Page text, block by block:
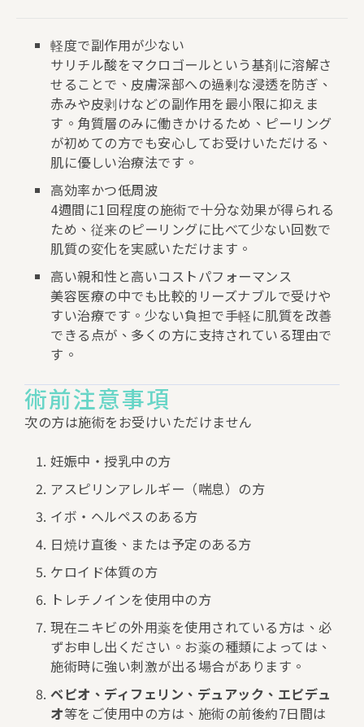
軽度で副作用が少ない
サリチル酸をマクロゴールという基剤に溶解さ
せることで、皮膚深部への過剰な浸透を防ぎ、
赤みや皮剥けなどの副作用を最小限に抑えま
す。角質層のみに働きかけるため、ピーリング
が初めての方でも安心してお受けいただける、
肌に優しい治療法です。
高効率かつ低周波
4週間に1回程度の施術で十分な効果が得られる
ため、従来のピーリングに比べて少ない回数で
肌質の変化を実感いただけます。
高い親和性と高いコストパフォーマンス
美容医療の中でも比較的リーズナブルで受けや
すい治療です。少ない負担で手軽に肌質を改善
できる点が、多くの方に支持されている理由で
す。
術前注意事項
次の方は施術をお受けいただけません
妊娠中・授乳中の方
アスピリンアレルギー（喘息）の方
イボ・ヘルペスのある方
日焼け直後、または予定のある方
ケロイド体質の方
トレチノインを使用中の方
現在ニキビの外用薬を使用されている方は、必
ずお申し出ください。お薬の種類によっては、
施術時に強い刺激が出る場合があります。
ベピオ、ディフェリン、デュアック、エピデュ
オ等をご使用中の方は、施術の前後約7日間は